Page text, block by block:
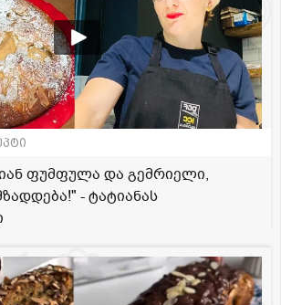
ფუმფულა და გემრიელი,
- ტატიანას